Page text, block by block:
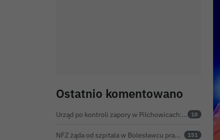
Ostatnio komentowano
Urząd po kontroli zapory w Pilchowicach: 23,47 tony martwych ryb i zawiadomienie do prokuratury 10
NFZ żąda od szpitala w Bolesławcu prawie 5,9 mln zł. Potężny cios po kontroli rozliczeń 151